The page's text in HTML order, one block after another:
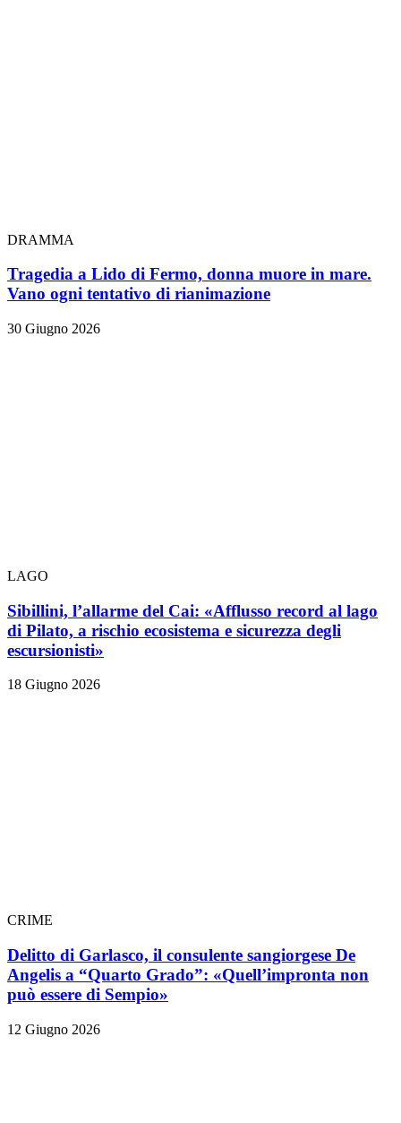
DRAMMA
Tragedia a Lido di Fermo, donna muore in mare.
Vano ogni tentativo di rianimazione
30 Giugno 2026
LAGO
Sibillini, l’allarme del Cai: «Afflusso record al lago
di Pilato, a rischio ecosistema e sicurezza degli
escursionisti»
18 Giugno 2026
CRIME
Delitto di Garlasco, il consulente sangiorgese De
Angelis a “Quarto Grado”: «Quell’impronta non
può essere di Sempio»
12 Giugno 2026